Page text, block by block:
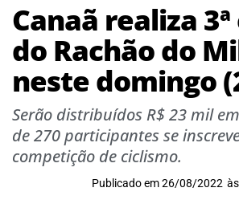
Canaã realiza
do Rachão do
neste domingo
Serão distribuídos R$ 23 mil
de 270 participantes se
competição de ciclismo.
Publicado em 26/08/2022 às